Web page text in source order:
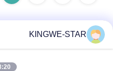
KINGWE-STAR
PM